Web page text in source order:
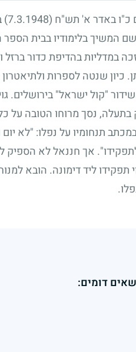
כ"ו באדר א' תש"ח (7.3.1948)
המשיך בלימודיו בבית
במדליות בהדיפת כדור
כיון שנטה לספרות
"קול ישראל" בירושלים.
בתעלה, נסך מרוחו הטובה על
תנחומיו על נפלו: "לא יום
אך חננאל לא הספיק
ליד דימונה. הובא
דומים: